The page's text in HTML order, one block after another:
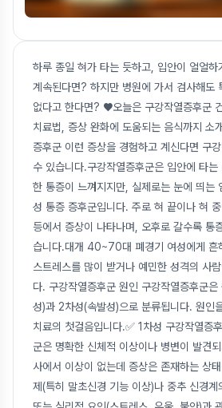
하루 종일 혀가 타는 듯하고, 입안이 얼얼하
계속된다면? 하지만 병원에 가서 검사해도
없다고 한다면? ♥오늘은 구강작열증후군
치료법, 증상 완화에 도움되는 음식까지 소
증후군 이런 증상을 경험하고 계신다면 구
수 있습니다.구강작열증후군은 입안에 타
한 통증이 느껴지지만, 실제로는 눈에 띄는
성 통증 증후군입니다. 주로 혀 끝이나 혀
등에서 증상이 나타나며, 오후로 갈수록 통
습니다.대개 40~70대 폐경기 여성에게 흔
스트레스를 많이 받거나 예민한 성격의 사
다. 구강작열증후군 원인 구강작열증후군
성)과 2차성(속발성)으로 분류됩니다. 원인
치료의 첫걸음입니다.✅ 1차성 구강작열증
군은 명확한 신체적 이상이나 병변이 발견
사에서 이상이 없는데 증상은 존재하는 상
제(특히 말초신경 기능 이상)나 중추 신경